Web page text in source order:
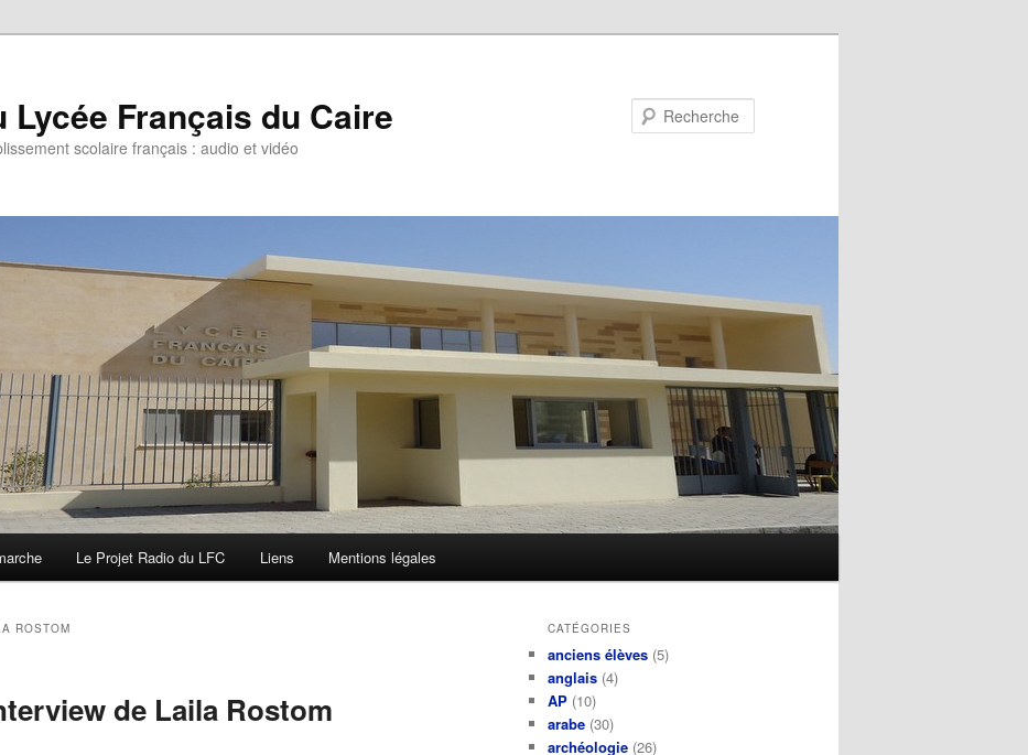
Lycée Français du Caire
scolaire français : audio et vidéo
Le Projet Radio du LFC Liens Mentions légales
ROSTOM
de Laila Rostom
CATÉGORIES
anciens élèves (5)
anglais (4)
AP (10)
arabe (30)
archéologie (26)